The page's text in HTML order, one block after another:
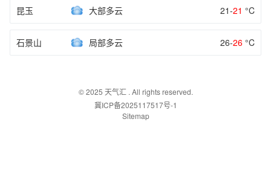
昆玉 大部多云 21-21 °C
石景山 局部多云 26-26 °C
© 2025 天气汇. All rights reserved.
冀ICP备2025117517号-1
Sitemap